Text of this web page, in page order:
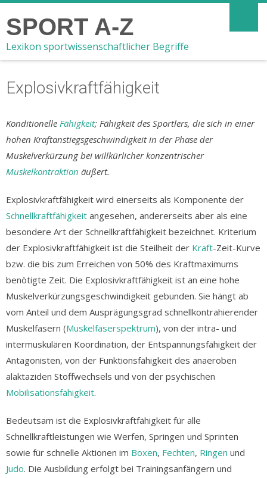
SPORT A-Z
Lexikon sportwissenschaftlicher Begriffe
Explosivkraftfähigkeit
Konditionelle Fähigkeit; Fähigkeit des Sportlers, die sich in einer
hohen Kraftanstiegsgeschwindigkeit in der Phase der
Muskelverkürzung bei willkürlicher konzentrischer
Muskelkontraktion äußert.
Explosivkraftfähigkeit wird einerseits als Komponente der
Schnellkraftfähigkeit angesehen, andererseits aber als eine
besondere Art der Schnellkraftfähigkeit bezeichnet. Kriterium
der Explosivkraftfähigkeit ist die Steilheit der Kraft-Zeit-Kurve
bzw. die bis zum Erreichen von 50% des Kraftmaximums
benötigte Zeit. Die Explosivkraftfähigkeit ist an eine hohe
Muskelverkürzungsgeschwindigkeit gebunden. Sie hängt ab
vom Anteil und dem Ausprägungsgrad schnellkontrahierender
Muskelfasern (Muskelfaserspektrum), von der intra- und
intermuskulären Koordination, der Entspannungsfähigkeit der
Antagonisten, von der Funktionsfähigkeit des anaeroben
alaktaziden Stoffwechsels und von der psychischen
Mobilisationsfähigkeit.
Bedeutsam ist die Explosivkraftfähigkeit für alle
Schnellkraftleistungen wie Werfen, Springen und Sprinten
sowie für schnelle Aktionen im Boxen, Fechten, Ringen und
Judo. Die Ausbildung erfolgt bei Trainingsanfängern und